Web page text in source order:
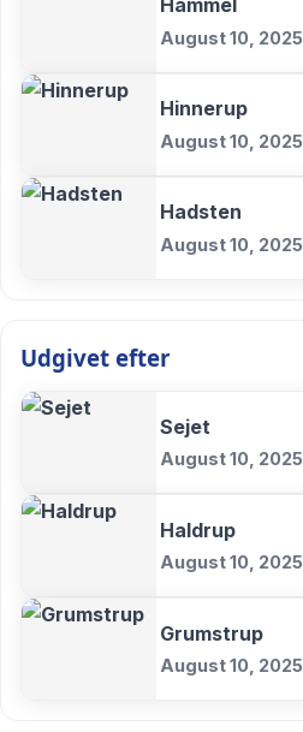
Hammel
August 10, 2025
Hinnerup
August 10, 2025
Hadsten
August 10, 2025
Udgivet efter
Sejet
August 10, 2025
Haldrup
August 10, 2025
Grumstrup
August 10, 2025